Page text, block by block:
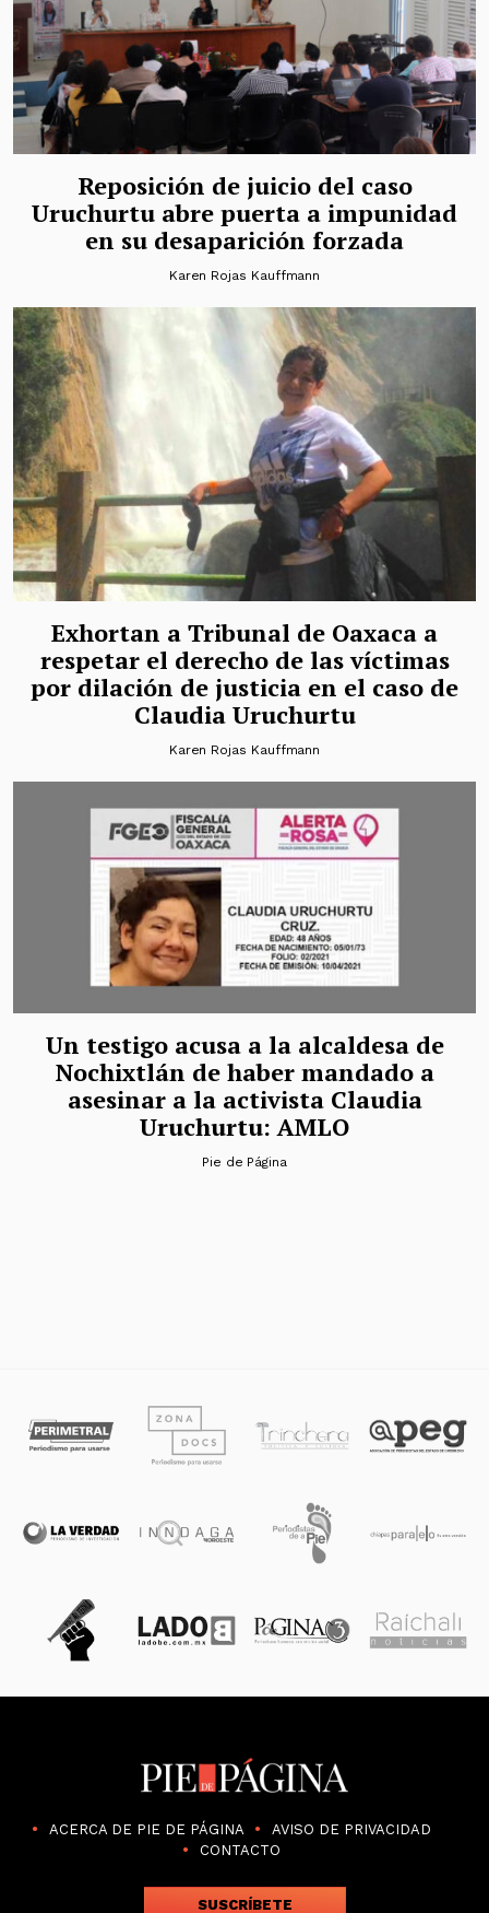
Reposición de juicio del caso
Uruchurtu abre puerta a impunidad
en su desaparición forzada
Karen Rojas Kauffmann
Exhortan a Tribunal de Oaxaca a
respetar el derecho de las víctimas
por dilación de justicia en el caso de
Claudia Uruchurtu
Karen Rojas Kauffmann
Un testigo acusa a la alcaldesa de
Nochixtlán de haber mandado a
asesinar a la activista Claudia
Uruchurtu: AMLO
Pie de Página
ACERCA DE PIE DE PÁGINA
AVISO DE PRIVACIDAD
CONTACTO
SUSCRÍBETE